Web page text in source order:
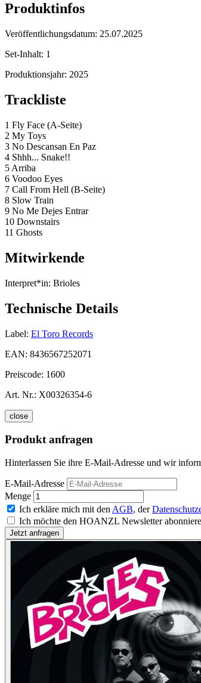
Produktinfos
Veröffentlichungsdatum: 25.07.2025
Set-Inhalt: 1
Produktionsjahr: 2025
Trackliste
1 Fly Face (A-Seite)
2 My Toys
3 No Descansan En Paz
4 Shhh... Snake!!
5 Arriba
6 Voodoo Eyes
7 Call From Hell (B-Seite)
8 Slow Train
9 No Me Dejes Entrar
10 Downstairs
11 Ghosts
Mitwirkende
Interpret*in: Brioles
Technische Details
Label: El Toro Records
EAN: 8436567252071
Preiscode: 1600
Art. Nr.: X00326354-6
close
Produkt anfragen
Hinterlassen Sie ihre E-Mail-Adresse und wir
E-Mail-Adresse
Menge
Ich erkläre mich mit den AGB, der
Ich möchte den HOANZL Newsletter